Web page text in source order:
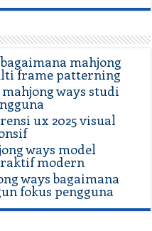
mahjong
frame patterning
ways studi
ux 2025 visual
ways model
modern
ways bagaimana
fokus pengguna